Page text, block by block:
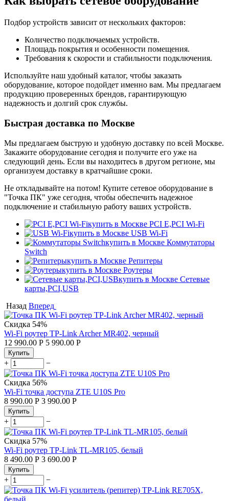
Подбор устройств зависит от нескольких факторов:
Количество подключаемых устройств.
Площадь покрытия и особенности помещения.
Требования к скорости и стабильности подключения.
Используйте наш удобный каталог, чтобы заказать
оборудование, которое подойдет именно вам. Мы предлагаем
продукцию проверенных брендов, гарантирующую
надежность и долгий срок службы.
Быстрая доставка по Москве
Мы предлагаем быструю и удобную доставку по всей Москве.
Закажите оборудование сегодня и получите его уже на
следующий день. Если вы находитесь в другом регионе, мы
организуем доставку в кратчайшие сроки.
Не откладывайте на потом! Купите сетевое оборудование в
"Точка ПК" уже сегодня, чтобы обеспечить надежное
подключение и стабильную работу ваших устройств.
PCI E,PCI Wi-Fi
USB Wi-Fi
Коммутаторы
Switch
Репитеры
Роутеры
Сетевые
карты,PCI,USB
Назад Вперед
Скидка 54%
Wi-Fi роутер TP-Link Archer MR402, черный
12 990.00 Р 5 990.00 Р
Купить
+ −
Скидка 56%
Wi-Fi точка доступа ZTE U10S Pro
8 990.00 Р 3 990.00 Р
Купить
+ −
Скидка 57%
Wi-Fi роутер TP-Link TL-MR105, белый
8 490.00 Р 3 690.00 Р
Купить
+ −